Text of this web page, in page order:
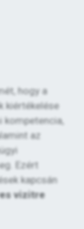
hogy a
kiértékelése
kompetencia,
az
Ezért
kapcsán
vizitre